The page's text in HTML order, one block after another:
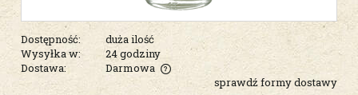
Dostępność:
duża ilość
Wysyłka w:
24 godziny
Dostawa:
Darmowa
Cena nie zawiera ewentualnych kosztów płatności
sprawdź formy dostawy